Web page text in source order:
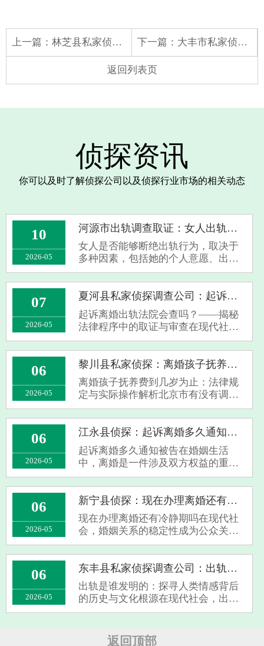
上一篇： 林芝县私家侦探：法院判定出轨的条件 下一篇： 大丰市私家侦探：起诉离婚怎么处理
返回列表页
侦探资讯
你可以及时了解侦探公司以及侦探行业市场的相关动态
10
2026-05
河源市出轨调查取证：女人出轨能说断就断吗
女人是否能够断绝出轨行为，取决于
多种因素，包括她的个人意愿、出轨
的原因、她所处的社会环境以及她与
伴侣之间的沟通与解决冲突的能力。
个人意愿：如果她意识到出轨对她的
婚姻或关系造成了伤害，并且真心想
要改正，···
07
2026-05
夏河县私家侦探调查公司：起诉离婚出轨法院会查吗
起诉离婚出轨法院会查吗？——揭秘
法律程序中的取证与审查在现代社
会，婚姻关系的稳定性受到多方面因
素的影响，其中出轨行为成为导致离
婚案件中常见且敏感的问题之一。许
多当事人在提起离婚诉讼时，不免关
心一个核心···
06
2026-05
黎川县私家侦探：离婚孩子抚养费到几岁为止
离婚孩子抚养费到几岁为止：法律规
定与实际操作解析北京市有没有调查
公司在现代家庭中，离婚已成为常见
现象。伴随而来的一个重要问题便是
子女抚养费的支付期限。许多父母在
面对离婚时，关心“孩子的抚养费到几
岁为止···
06
2026-05
江永县侦探：起诉离婚多久通知被告
起诉离婚多久通知被告在婚姻生活
中，离婚是一件涉及双方权益的重要
法律行为。当一方决定通过起诉方式
解除婚姻关系时，“起诉离婚多久通知
被告”成为许多当事人关心的焦点问
题。本文将围绕这一主题，为您详细
解析相关···
06
2026-05
新宁县侦探：现在办理离婚还有冷静期吗
现在办理离婚还有冷静期吗在现代社
会，婚姻关系的稳定性成为公众关注
的焦点。随着法律制度的不断完善，
许多地区引入了“冷静期”制度，以减
少冲动离婚带来的负面影响。那
么，“现在办理离婚还有冷静期
吗？”这个问题···
06
2026-05
东丰县私家侦探调查公司：出轨是谁发明的
出轨是谁发明的：探寻人类情感背后
的历史与文化根源在现代社会，出轨
已成为一个备受关注的话题，无论是
层面，都引发了广泛讨论。然而，令
返回顶部